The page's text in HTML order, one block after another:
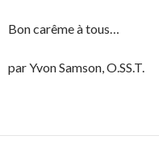
Bon carême à tous…
par Yvon Samson, O.SS.T.